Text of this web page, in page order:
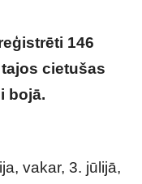
146
cietušas
bojā.
vakar, 3. jūlijā,